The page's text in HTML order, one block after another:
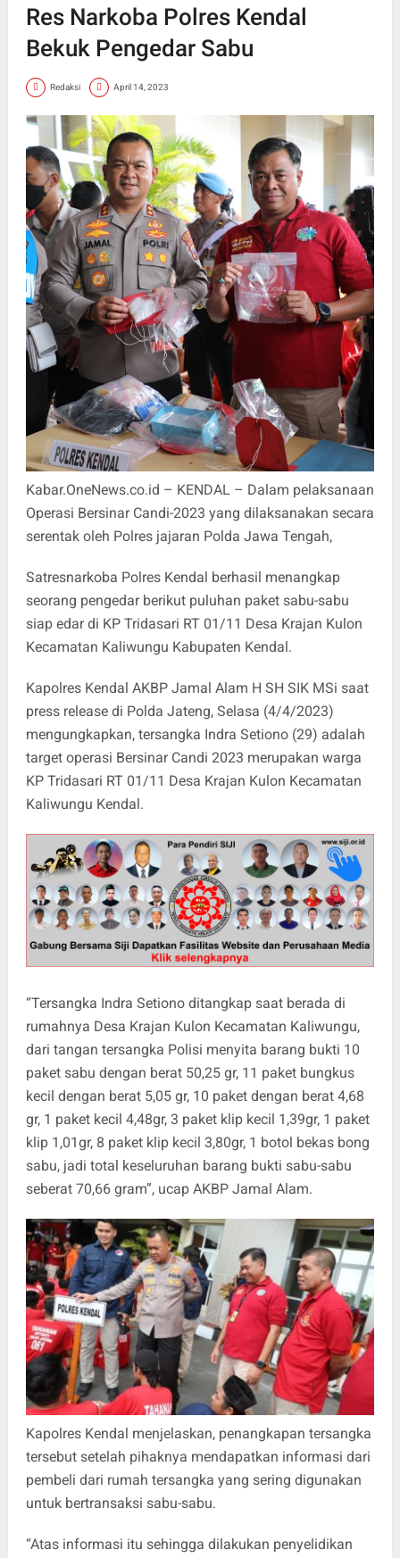
Res Narkoba Polres Kendal
Bekuk Pengedar Sabu
Redaksi April 14, 2023
Kabar.OneNews.co.id – KENDAL – Dalam pelaksanaan
Operasi Bersinar Candi-2023 yang dilaksanakan secara
serentak oleh Polres jajaran Polda Jawa Tengah,
Satresnarkoba Polres Kendal berhasil menangkap
seorang pengedar berikut puluhan paket sabu-sabu
siap edar di KP Tridasari RT 01/11 Desa Krajan Kulon
Kecamatan Kaliwungu Kabupaten Kendal.
Kapolres Kendal AKBP Jamal Alam H SH SIK MSi saat
press release di Polda Jateng, Selasa (4/4/2023)
mengungkapkan, tersangka Indra Setiono (29) adalah
target operasi Bersinar Candi 2023 merupakan warga
KP Tridasari RT 01/11 Desa Krajan Kulon Kecamatan
Kaliwungu Kendal.
“Tersangka Indra Setiono ditangkap saat berada di
rumahnya Desa Krajan Kulon Kecamatan Kaliwungu,
dari tangan tersangka Polisi menyita barang bukti 10
paket sabu dengan berat 50,25 gr, 11 paket bungkus
kecil dengan berat 5,05 gr, 10 paket dengan berat 4,68
gr, 1 paket kecil 4,48gr, 3 paket klip kecil 1,39gr, 1 paket
klip 1,01gr, 8 paket klip kecil 3,80gr, 1 botol bekas bong
sabu, jadi total keseluruhan barang bukti sabu-sabu
seberat 70,66 gram”, ucap AKBP Jamal Alam.
Kapolres Kendal menjelaskan, penangkapan tersangka
tersebut setelah pihaknya mendapatkan informasi dari
pembeli dari rumah tersangka yang sering digunakan
untuk bertransaksi sabu-sabu.
“Atas informasi itu sehingga dilakukan penyelidikan